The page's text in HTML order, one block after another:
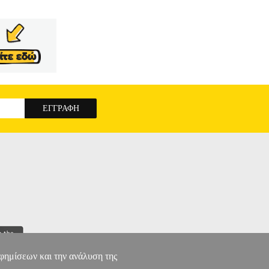
και την ανάλυση της